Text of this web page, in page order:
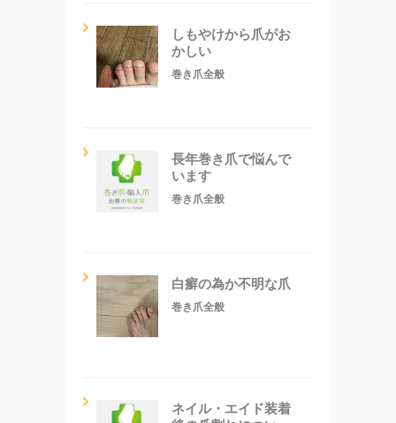
しもやけから爪がお
かしい
巻き爪全般
長年巻き爪で悩んで
います
巻き爪全般
白癬の為か不明な爪
巻き爪全般
ネイル・エイド装着